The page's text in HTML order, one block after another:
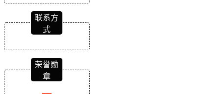
联系方
式
荣誉勋
章